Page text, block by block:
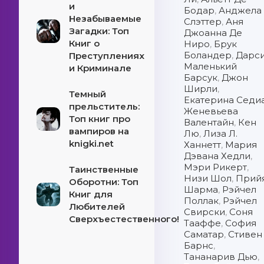
и
Незабываемые
Загадки: Топ
Книг о
Преступлениях
и Криминале
Темный
прельститель:
Топ книг про
вампиров на
knigki.net
Таинственные
Оборотни: Топ
Книг для
Любителей
Сверхъестественного!
Бодар,Анджела
Слэттер,Аня
Джоанна Де
Ниро, Брук
Боландер,
Маленький
Барсук,Джон
Ширли,
Екатерина
Женевьева
Валентайн, Кен
Лю,Лиза Л.
Ханнетт, Мария
Дэвана Хедли,
Мэри Рикерт,
Низи Шол,
Шарма, Рэйчел
Поллак, Рэйчел
Свирски, Соня
Тааффе, София
Саматар, Стивен
Барнс,
Тананарив Дью,